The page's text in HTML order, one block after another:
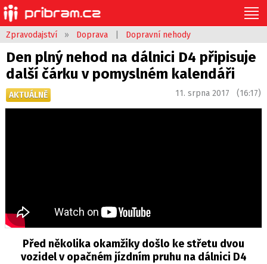
Zpravodajství » Doprava Dopravní nehody
Den plný nehod na dálnici D4 připisuje
další čárku v pomyslném kalendáři
AKTUÁLNĚ 11. srpna 2017 (16:17)
Před několika okamžiky došlo ke střetu dvou
vozidel v opačném jízdním pruhu na dálnici D4